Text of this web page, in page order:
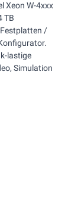
Xeon W-4xxx
TB
/
lastige
Simulation